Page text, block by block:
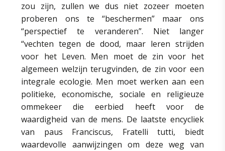
zou zijn, zullen we dus niet zozeer moeten
proberen ons te “beschermen” maar ons
“perspectief te veranderen”. Niet langer
“vechten tegen de dood, maar leren strijden
voor het Leven. Men moet de zin voor het
algemeen welzijn terugvinden, de zin voor een
integrale ecologie. Men moet werken aan een
politieke, economische, sociale en religieuze
ommekeer die eerbied heeft voor de
waardigheid van de mens. De laatste encycliek
van paus Franciscus, Fratelli tutti, biedt
waardevolle aanwijzingen om deze weg van